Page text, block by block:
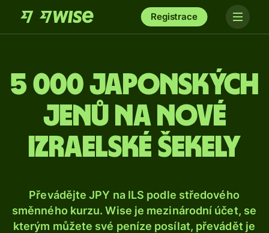
Registrace
5 000 japonských
jenů na nové
izraelské šekely
Převádějte JPY na ILS podle středového
směnného kurzu. Wise je mezinárodní účet, se
kterým můžete své peníze posílat, převádět je